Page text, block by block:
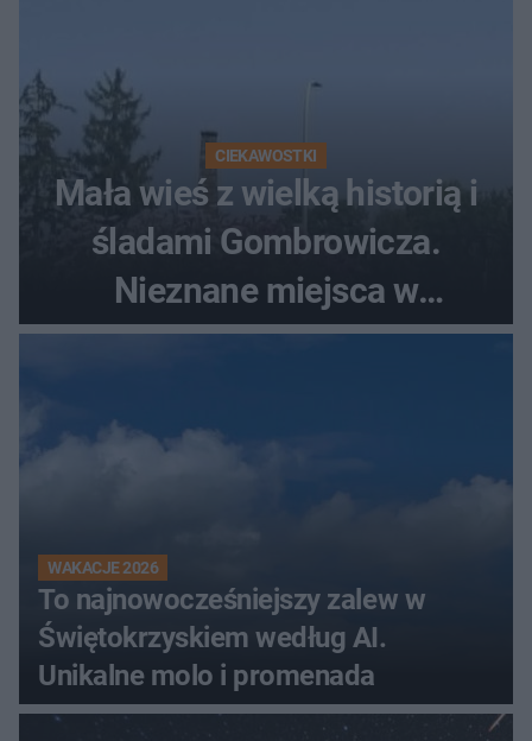
CIEKAWOSTKI
Mała wieś z wielką historią i
śladami Gombrowicza.
Nieznane miejsca w
Świętokrzyskiem
WAKACJE 2026
To najnowocześniejszy zalew w
Świętokrzyskiem według AI.
Unikalne molo i promenada